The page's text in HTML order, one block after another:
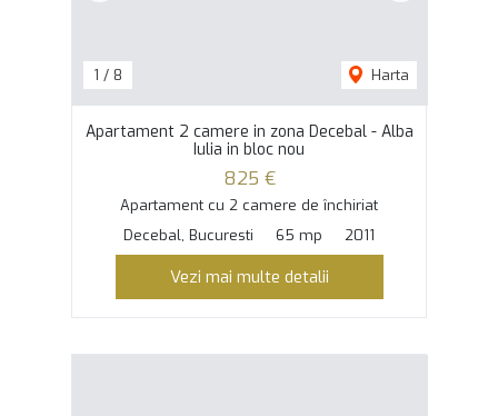
1 / 8 Harta
Apartament 2 camere in zona Decebal - Alba
Iulia in bloc nou
825 €
Apartament cu 2 camere de închiriat
Decebal, Bucuresti
65 mp 2011
Vezi mai multe detalii